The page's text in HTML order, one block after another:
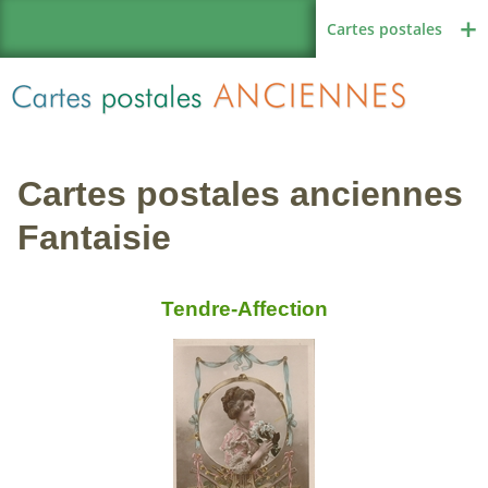
Cartes postales
Région de France
Autres pays
Thèmes
Cartes postales anciennes
Fantaisie
Tendre-Affection